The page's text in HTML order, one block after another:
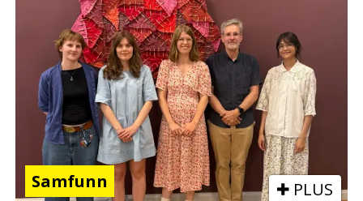
Samfunn PLUS